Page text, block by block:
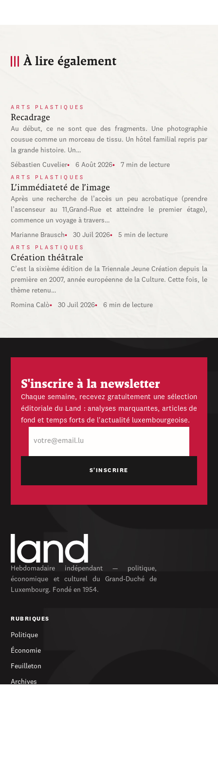
À lire également
ARTS PLASTIQUES
Recadrage
Au début, ce ne sont que des fragments. Une photographie
cousue comme un morceau de tissu. Un hôtel familial repris par
la grande histoire. Un…
Sébastien Cuvelier 6 Août 2026 7 min de lecture
ARTS PLASTIQUES
L’immédiateté de l’image
Après une recherche de l’accès un peu acrobatique (prendre
l’ascenseur au 11,Grand-Rue et atteindre le premier étage),
commence un voyage à travers…
Marianne Brausch 30 Juil 2026 5 min de lecture
ARTS PLASTIQUES
Création théâtrale
C’est la sixième édition de la Triennale Jeune Création depuis la
première en 2007, année européenne de la Culture. Cette fois, le
thème retenu…
Romina Calò 30 Juil 2026 6 min de lecture
S'inscrire à la newsletter
Chaque semaine, recevez gratuitement une sélection
éditoriale du Land : analyses marquantes, articles de
fond et temps forts de l'actualité luxembourgeoise.
mail
Hebdomadaire indépendant — politique,
économique et culturel du Grand-Duché de
Luxembourg. Fondé en 1954.
RUBRIQUES
Politique
Économie
Feuilleton
Archives